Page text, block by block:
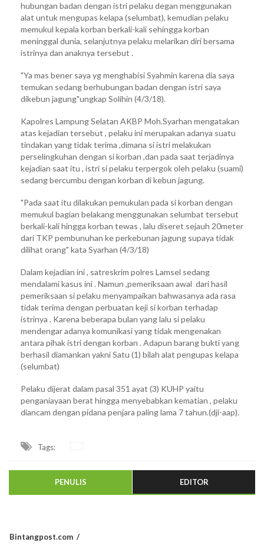
hubungan badan dengan istri pelaku degan menggunakan
alat untuk mengupas kelapa (selumbat), kemudian pelaku
memukul kepala korban berkali-kali sehingga korban
meninggal dunia, selanjutnya pelaku melarikan diri bersama
istrinya dan anaknya tersebut .
"Ya mas bener saya yg menghabisi Syahmin karena dia saya
temukan sedang berhubungan badan dengan istri saya
dikebun jagung"ungkap Solihin (4/3/18).
Kapolres Lampung Selatan AKBP Moh.Syarhan mengatakan
atas kejadian tersebut , pelaku ini merupakan adanya suatu
tindakan yang tidak terima ,dimana si istri melakukan
perselingkuhan dengan si korban ,dan pada saat terjadinya
kejadian saat itu , istri si pelaku terpergok oleh pelaku (suami)
sedang bercumbu dengan korban di kebun jagung.
"Pada saat itu dilakukan pemukulan pada si korban dengan
memukul bagian belakang menggunakan selumbat tersebut
berkali-kali hingga korban tewas , lalu diseret sejauh 20meter
dari TKP pembunuhan ke perkebunan jagung supaya tidak
dilihat orang" kata Syarhan (4/3/18)
Dalam kejadian ini , satreskrim polres Lamsel sedang
mendalami kasus ini . Namun ,pemeriksaan awal dari hasil
pemeriksaan si pelaku menyampaikan bahwasanya ada rasa
tidak terima dengan perbuatan keji si korban terhadap
istrinya . Karena beberapa bulan yang lalu si pelaku
mendengar adanya komunikasi yang tidak mengenakan
antara pihak istri dengan korban . Adapun barang bukti yang
berhasil diamankan yakni Satu (1) bilah alat pengupas kelapa
(selumbat)
Pelaku dijerat dalam pasal 351 ayat (3) KUHP yaitu
penganiayaan berat hingga menyebabkan kematian , pelaku
diancam dengan pidana penjara paling lama 7 tahun.(dji-aap).
Tags:
PENULIS EDITOR
Bintangpost.com